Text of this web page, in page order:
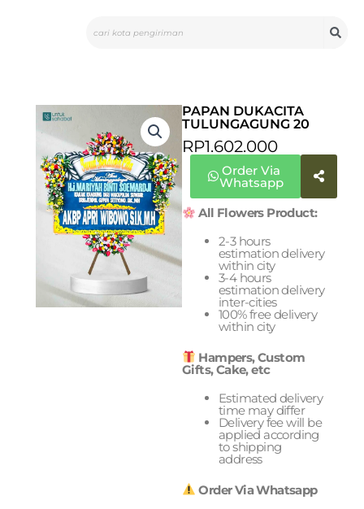
PAPAN DUKACITA
TULUNGAGUNG 20
RP1.602.000
Order Via
Whatsapp
All Flowers Product:
2-3 hours
estimation delivery
within city
3-4 hours
estimation delivery
inter-cities
100% free delivery
within city
Hampers, Custom
Gifts, Cake, etc
Estimated delivery
time may differ
Delivery fee will be
applied according
to shipping
address
Order Via Whatsapp